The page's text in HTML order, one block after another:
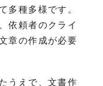
多種多様です。
依頼者のクライ
章の作成が必要
うえで、文書作